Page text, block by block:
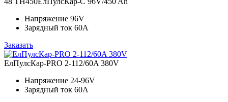
Напряжение 96V
Зарядный ток 60A
Заказать
ЕлПулсКар-PRO 2-112/60A 380V
Напряжение 24-96V
Зарядный ток 60A